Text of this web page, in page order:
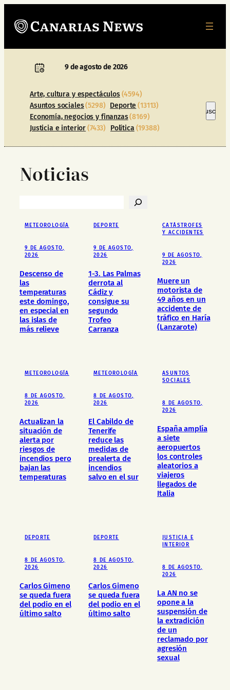
contenido
9 de agosto de 2026
Arte, cultura y espectáculos(4594)
Asuntos sociales(5298) Deporte(13113)
Economía, negocios y finanzas(8169)
Justicia e interior(7433) Política (19388)
Buscar
Noticias
METEOROLOGÍA
9 DE AGOSTO,
2026
Descenso de
las
temperaturas
este domingo,
en especial en
las islas de
más relieve
DEPORTE
9 DE AGOSTO,
2026
1-3. Las Palmas
derrota al
Cádiz y
consigue su
segundo
Trofeo
Carranza
CATÁSTROFES
Y ACCIDENTES
9 DE AGOSTO,
2026
Muere un
motorista de
49 años en un
accidente de
tráfico en Haría
(Lanzarote)
METEOROLOGÍA
8 DE AGOSTO,
2026
Actualizan la
situación de
alerta por
riesgos de
incendios pero
bajan las
temperaturas
METEOROLOGÍA
8 DE AGOSTO,
2026
El Cabildo de
Tenerife
reduce las
medidas de
prealerta de
incendios
salvo en el sur
ASUNTOS
SOCIALES
8 DE AGOSTO,
2026
España amplía
a siete
aeropuertos
los controles
aleatorios a
viajeros
llegados de
Italia
DEPORTE
8 DE AGOSTO,
2026
Carlos Gimeno
se queda fuera
del podio en el
último salto
DEPORTE
8 DE AGOSTO,
2026
Carlos Gimeno
se queda fuera
del podio en el
último salto
JUSTICIA E
INTERIOR
8 DE AGOSTO,
2026
La AN no se
opone a la
suspensión de
la extradición
de un
reclamado por
agresión
sexual